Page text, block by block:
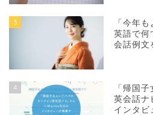
3
「今年
英語で何
会話例文
4
「帰国
英会話ナ
インタビ